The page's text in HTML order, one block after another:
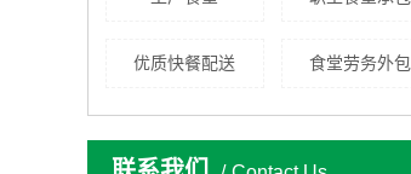
优质快餐配送 食堂劳务外包